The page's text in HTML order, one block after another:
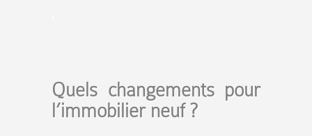
Quels changements pour
l’immobilier neuf ?